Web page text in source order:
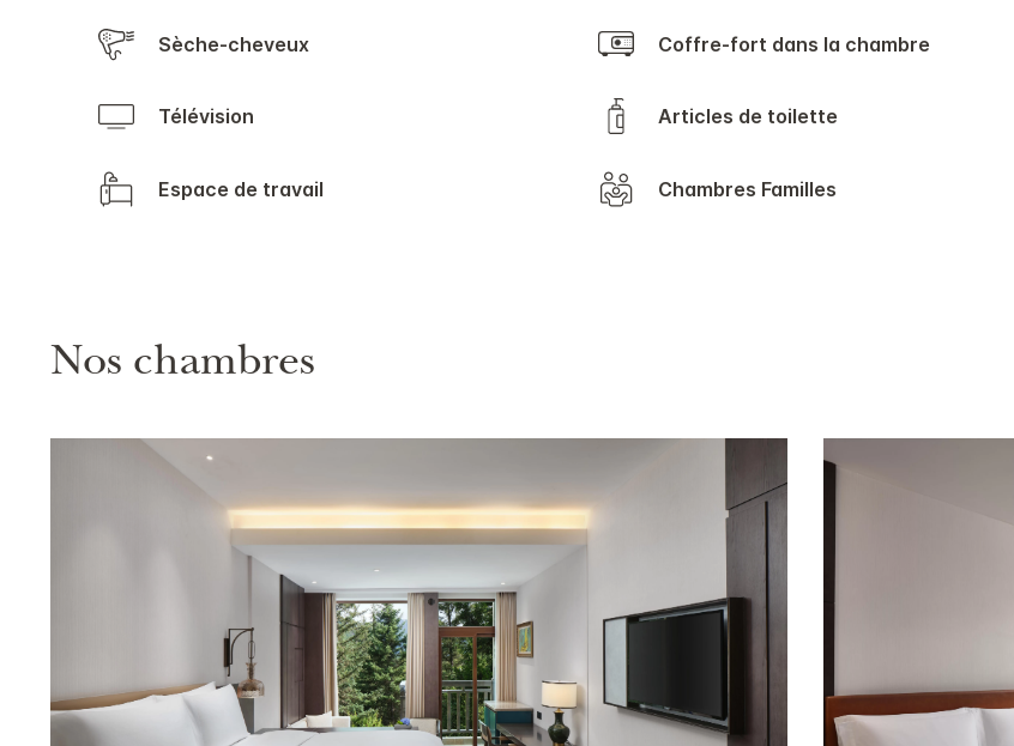
Sèche-cheveux Coffre-fort dans la chambre
Télévision Articles de toilette
Espace de travail Chambres Familles
Nos chambres